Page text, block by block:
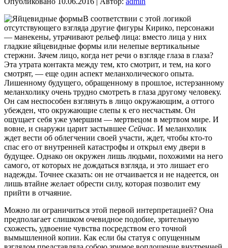
В соответствии с этой логикой
отсутствующего взгляда другие фигуры Кирико, персонажи
— манекены, утрачивают рельеф лица: вместо лица у них
гладкие яйцевидные формы или нелепые вертикальные
стержни. Зачем лицо, когда нет речи о взгляде глаза в глаза?
Эта утрата контакта между тем, кто смотрит, и тем, на кого
смотрят, — еще один аспект меланхолического опыта.
Лишенному будущего, обращенному в прошлое, истерзанному
меланхолику очень трудно смотреть в глаза другому человеку.
Он сам неспособен взглянуть в лицо окружающим, а оттого
убежден, что окружающие слепы к его несчастьям. Он
ощущает себя уже умершим — мертвецом в мертвом мире. И
вовне, и снаружи царит застывшее Сейчас. И меланхолик
ждет вести об облегчении своей участи, ждет, чтобы кто-то
спас его от внутренней катастрофы и открыл ему двери в
будущее. Однако он окружен лишь людьми, похожими на него
самого, от которых не дождаться взгляда, и это лишает его
надежды. Точнее сказать: он не отчаивается и не надеется, он
лишь втайне желает обрести силу, которая позволит ему
прийти в отчаяние.
Можно ли ограничиться этой первой интерпретацией? Она
предполагает слишком очевидное подобие, зрительную
схожесть, удвоение чувства посредством его точной
вымышленной копии. Как если бы статуя с опущенным